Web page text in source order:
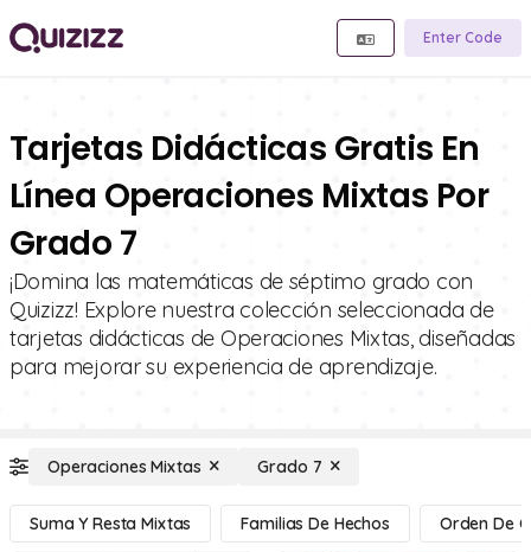
Enter Code
Tarjetas Didácticas Gratis En
Línea Operaciones Mixtas Por
Grado 7
¡Domina las matemáticas de séptimo grado con
Quizizz! Explore nuestra colección seleccionada de
tarjetas didácticas de Operaciones Mixtas, diseñadas
para mejorar su experiencia de aprendizaje.
Operaciones Mixtas Grado 7
Suma Y Resta Mixtas Familias De Hechos Orden De